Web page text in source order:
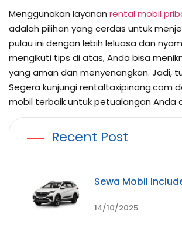
Menggunakan layanan rental mobil
adalah pilihan yang cerdas untuk
pulau ini dengan lebih leluasa dan
mengikuti tips di atas, Anda bisa
yang aman dan menyenangkan. Jadi,
Segera kunjungi rentaltaxipinang.com
mobil terbaik untuk petualangan Anda
Recent Post
Sewa Mobil
14/10/2025